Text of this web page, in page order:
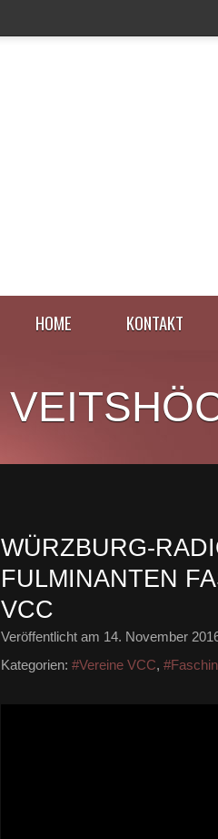
HOME KONTAKT
WÜRZBURG-
FULMINANTEN
VCC
Veröffentlicht am 14. November
Kategorien: #Vereine VCC,